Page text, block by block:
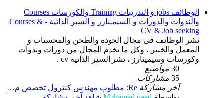
الوظائف jobs و التدريبات Training والكورسات Courses
والندوات والدورات و السيمينارز و السير الذاتية - Courses &
CV & Job seeking
نشر الوظائف فى مجال الجودة والطحن والمحسنات و
المعمل والخبيز ، وكل ما يخدم المجال من دورات وندوات
وكورسات وسيمينارز ، نشر السير الذاتية cv .
30 مواضيع
35 مشاركات
آخر مشاركة Re: مطلوب مهندس كنترول تخصص م…